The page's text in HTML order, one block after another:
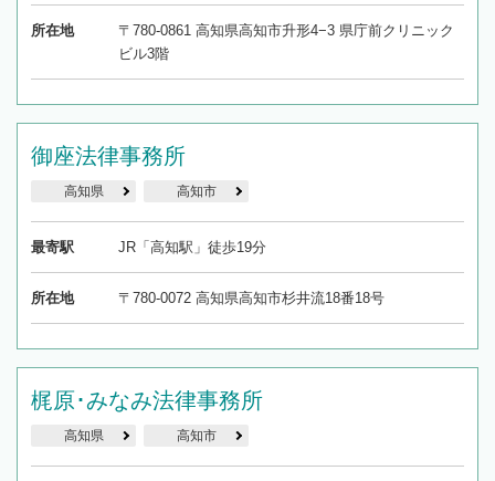
所在地
〒780-0861 高知県高知市升形4−3 県庁前クリニック
ビル3階
御座法律事務所
高知県 高知市
最寄駅 JR「高知駅」徒歩19分
所在地 〒780-0072 高知県高知市杉井流18番18号
梶原･みなみ法律事務所
高知県 高知市